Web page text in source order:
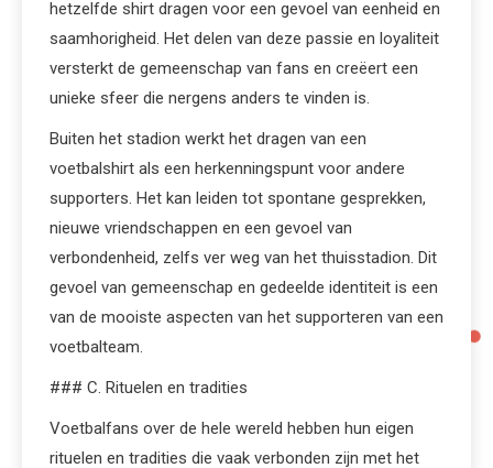
hetzelfde shirt dragen voor een gevoel van eenheid en
saamhorigheid. Het delen van deze passie en loyaliteit
versterkt de gemeenschap van fans en creëert een
unieke sfeer die nergens anders te vinden is.
Buiten het stadion werkt het dragen van een
voetbalshirt als een herkenningspunt voor andere
supporters. Het kan leiden tot spontane gesprekken,
nieuwe vriendschappen en een gevoel van
verbondenheid, zelfs ver weg van het thuisstadion. Dit
gevoel van gemeenschap en gedeelde identiteit is een
van de mooiste aspecten van het supporteren van een
voetbalteam.
### C. Rituelen en tradities
Voetbalfans over de hele wereld hebben hun eigen
rituelen en tradities die vaak verbonden zijn met het